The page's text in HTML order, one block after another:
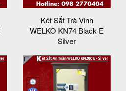
Két Sắt Trà Vinh
WELKO KN74 Black E
Silver